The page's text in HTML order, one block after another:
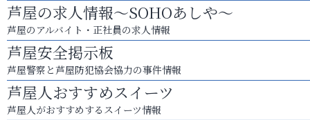
芦屋の求人情報～SOHOあしや～
芦屋のアルバイト・正社員の求人情報
芦屋安全掲示板
芦屋警察と芦屋防犯協会協力の事件情報
芦屋人おすすめスイーツ
芦屋人がおすすめするスイーツ情報